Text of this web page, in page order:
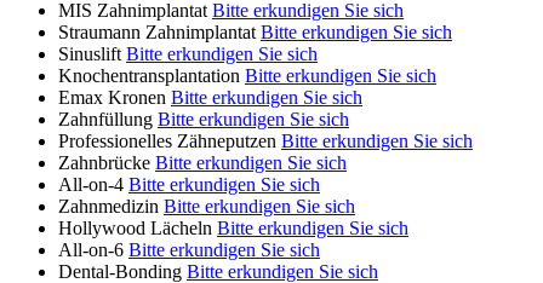
MIS Zahnimplantat Bitte erkundigen Sie sich
Straumann Zahnimplantat Bitte erkundigen Sie sich
Sinuslift Bitte erkundigen Sie sich
Knochentransplantation Bitte erkundigen Sie sich
Emax Kronen Bitte erkundigen Sie sich
Zahnfüllung Bitte erkundigen Sie sich
Professionelles Zähneputzen Bitte erkundigen Sie sich
Zahnbrücke Bitte erkundigen Sie sich
All-on-4 Bitte erkundigen Sie sich
Zahnmedizin Bitte erkundigen Sie sich
Hollywood Lächeln Bitte erkundigen Sie sich
All-on-6 Bitte erkundigen Sie sich
Dental-Bonding Bitte erkundigen Sie sich